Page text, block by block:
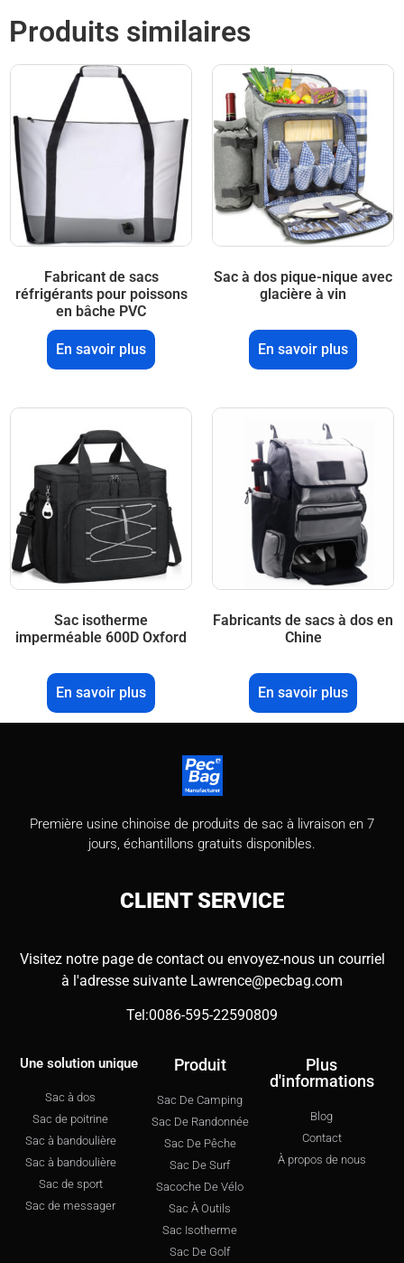
Produits similaires
Fabricant de sacs
réfrigérants pour poissons
en bâche PVC
En savoir plus
Sac à dos pique-nique avec
glacière à vin
En savoir plus
Sac isotherme
imperméable 600D Oxford
En savoir plus
Fabricants de sacs à dos en
Chine
En savoir plus
Première usine chinoise de produits de sac à livraison en 7
jours, échantillons gratuits disponibles.
CLIENTSERVICE
Visitez notre page de contact ou envoyez-nous un courriel
à l'adresse suivante Lawrence@pecbag.com
Tel:0086-595-22590809
Une solution unique
Sac à dos
Sac de poitrine
Sac à bandoulière
Sac à bandoulière
Sac de sport
Sac de messager
Produit
Sac De Camping
Sac De Randonnée
Sac De Pêche
Sac De Surf
Sacoche De Vélo
Sac À Outils
Sac Isotherme
Sac De Golf
Plus
d'informations
Blog
Contact
À propos de nous